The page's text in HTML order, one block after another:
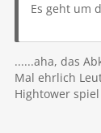
Es geht um
......aha, das
Mal ehrlich
Hightower